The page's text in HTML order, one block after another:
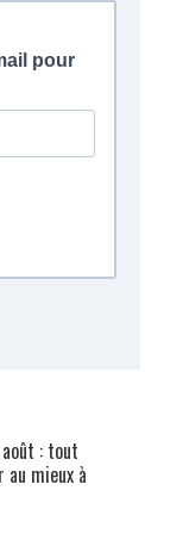
: tout
au mieux à